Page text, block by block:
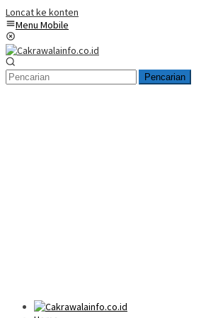
Loncat ke konten
Menu Mobile
Pencarian